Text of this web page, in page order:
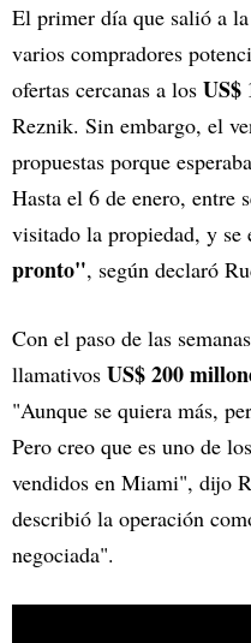
El primer día que salió a
varios compradores
ofertas cercanas a los US$
Reznik. Sin embargo, el
propuestas porque
Hasta el 6 de enero, entre
visitado la propiedad, y se
pronto", según declaró
Con el paso de las
llamativos US$ 200
"Aunque se quiera más,
Pero creo que es uno de
vendidos en Miami", dijo
describió la operación
negociada".